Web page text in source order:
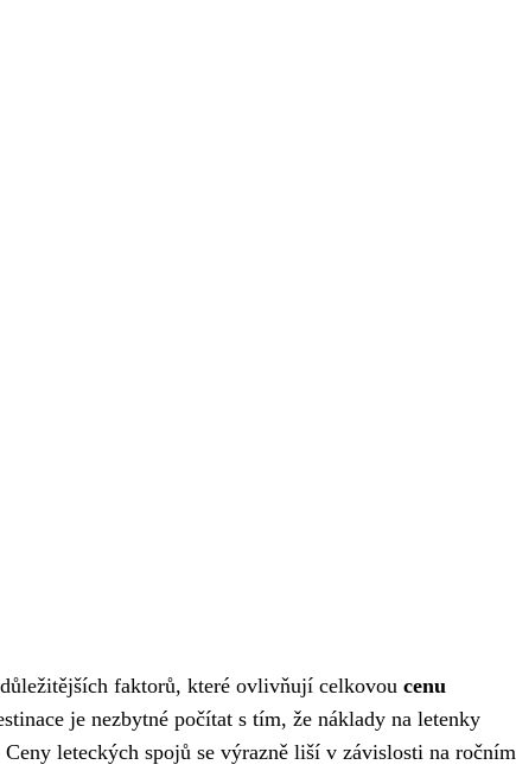
faktorů, které ovlivňují celkovou cenu
je nezbytné počítat s tím, že náklady na letenky
leteckých spojů se výrazně liší v závislosti na ročním